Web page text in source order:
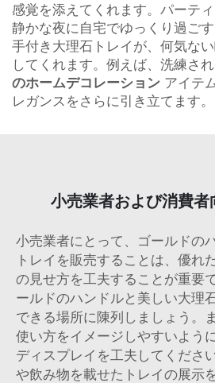
感覚を添えてくれます。パーティ
静かな夜に自宅でゆっくり過ご
手付き大理石トレイが、何気な
してくれます。例えば、洗練さ
のホームデコレーション アイテ
レガンスをさらに引き立てます。
小売業者および消費者
小売業者にとって、ゴールドの
トレイを販売することは、優れ
の見せ方を工夫することが重要
ールドのハンドルと美しい大理
できる場所に陳列しましょう。
使い方をイメージしやすいよう
ディスプレイを工夫してくださ
や飲み物を載せたトレイの展示